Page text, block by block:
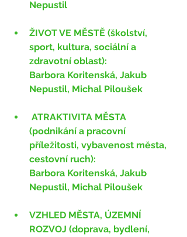
Nepustil
ŽIVOT VE MĚSTĚ (školství,
sport, kultura, sociální a
zdravotní oblast):
Barbora Koritenská, Jakub
Nepustil, Michal Piloušek
(podnikání a pracovní
příležitosti, vybavenost města,
cestovní ruch):
Barbora Koritenská, Jakub
Nepustil, Michal Piloušek
VZHLED MĚSTA, ÚZEMNÍ
ROZVOJ (doprava, bydlení,